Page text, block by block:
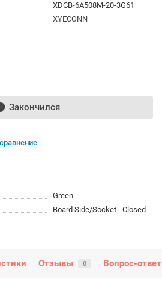
XDCB-6A508M-20-3G61
XYECONN
Закончился
Green
Board Side/Socket - Closed
Отзывы 0 Вопрос-ответ